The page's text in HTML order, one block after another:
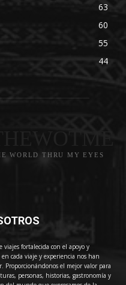
63
60
55
44
WORLD THRU MY EYES
fortalecida con el apoyo y
cada viaje y experiencia nos han
el mejor valor para
personas, historias, gastronomía y